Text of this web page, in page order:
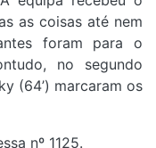
as coisas até nem
foram para o
no segundo
(64’) marcaram os
nº 1125.